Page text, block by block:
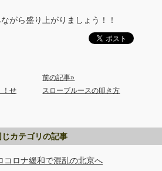
がら盛り上がりましょう！！
！せ
前の記事»
スローブルースの叩き方
じカテゴリの記事
コロナ緩和で混乱の北京へ